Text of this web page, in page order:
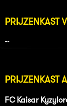
PRIJZENKAST
--
PRIJZENKAST
FC Kaisar